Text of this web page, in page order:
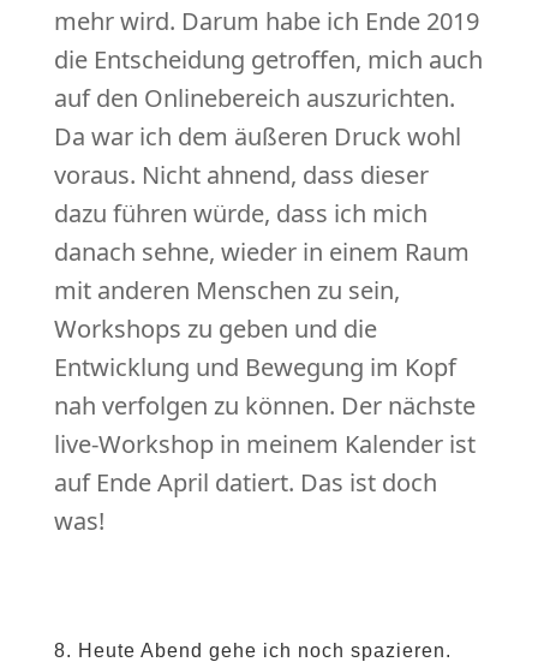
mehr wird. Darum habe ich Ende 2019
die Entscheidung getroffen, mich auch
auf den Onlinebereich auszurichten.
Da war ich dem äußeren Druck wohl
voraus. Nicht ahnend, dass dieser
dazu führen würde, dass ich mich
danach sehne, wieder in einem Raum
mit anderen Menschen zu sein,
Workshops zu geben und die
Entwicklung und Bewegung im Kopf
nah verfolgen zu können. Der nächste
live-Workshop in meinem Kalender ist
auf Ende April datiert. Das ist doch
was!
8. Heute Abend gehe ich noch spazieren.